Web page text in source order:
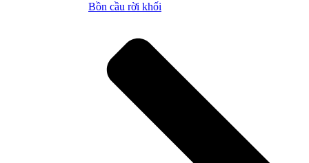
Bồn cầu rời khối